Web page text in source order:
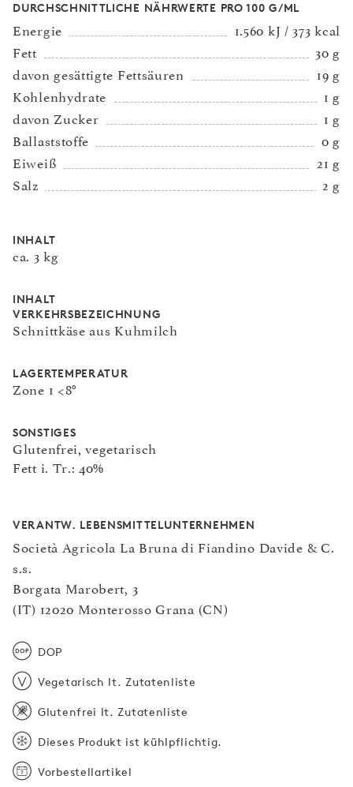
DURCHSCHNITTLICHE NÄHRWERTE PRO 100 G/ML
Energie
1.560 kJ / 373 kcal
Fett
30 g
davon gesättigte Fettsäuren
19 g
Kohlenhydrate
1 g
davon Zucker
1 g
Ballaststoffe
0 g
Eiweiß
21 g
Salz
2 g
INHALT
ca. 3 kg
INHALT
VERKEHRSBEZEICHNUNG
Schnittkäse aus Kuhmilch
LAGERTEMPERATUR
Zone 1 <8°
SONSTIGES
Glutenfrei, vegetarisch
Fett i. Tr.: 40%
VERANTW. LEBENSMITTELUNTERNEHMEN
Società Agricola La Bruna di Fiandino Davide & C.
s.s.
Borgata Marobert, 3
(IT) 12020 Monterosso Grana (CN)
DOP
Vegetarisch lt. Zutatenliste
Glutenfrei lt. Zutatenliste
Dieses Produkt ist kühlpflichtig.
Vorbestellartikel